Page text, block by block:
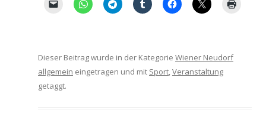
Dieser Beitrag wurde in der Kategorie Wiener Neudorf
allgemein eingetragen und mit Sport,Veranstaltung
getaggt.